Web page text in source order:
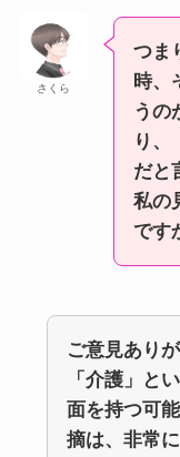
さくら
つま
時、
うの
り、
だと
私の
です
ご意見あり
「介護」と
面を持つ可
摘は、非常